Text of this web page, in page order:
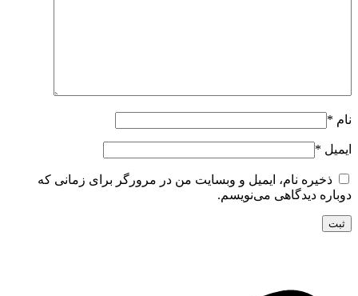
نام *
ایمیل *
ذخیره نام، ایمیل و وبسایت من در مرورگر برای زمانی که
دوباره دیدگاهی می‌نویسم.